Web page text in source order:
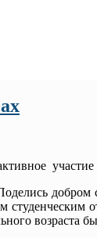
участие
добром
возраста